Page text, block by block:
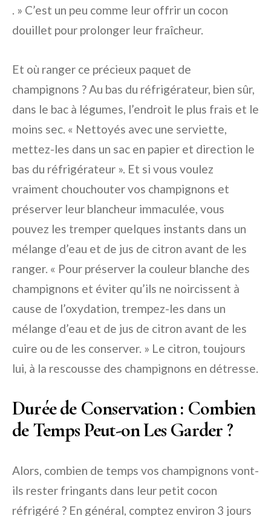
. » C’est un peu comme leur offrir un cocon
douillet pour prolonger leur fraîcheur.
Et où ranger ce précieux paquet de
champignons ? Au bas du réfrigérateur, bien sûr,
dans le bac à légumes, l’endroit le plus frais et le
moins sec. « Nettoyés avec une serviette,
mettez-les dans un sac en papier et direction le
bas du réfrigérateur ». Et si vous voulez
vraiment chouchouter vos champignons et
préserver leur blancheur immaculée, vous
pouvez les tremper quelques instants dans un
mélange d’eau et de jus de citron avant de les
ranger. « Pour préserver la couleur blanche des
champignons et éviter qu’ils ne noircissent à
cause de l’oxydation, trempez-les dans un
mélange d’eau et de jus de citron avant de les
cuire ou de les conserver. » Le citron, toujours
lui, à la rescousse des champignons en détresse.
Durée de Conservation : Combien
de Temps Peut-on Les Garder ?
Alors, combien de temps vos champignons vont-
ils rester fringants dans leur petit cocon
réfrigéré ? En général, comptez environ 3 jours